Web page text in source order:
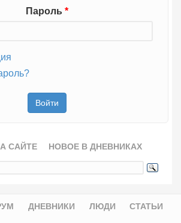
Пароль *
САЙТЕ НОВОЕ В ДНЕВНИКАХ
ДНЕВНИКИ ЛЮДИ СТАТЬИ